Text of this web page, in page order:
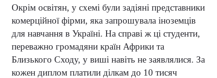
Окрім освітян, у схемі були задіяні представники
комерційної фірми, яка запрошувала іноземців
для навчання в Україні. На справі ж ці студенти,
переважно громадяни країн Африки та
Близького Сходу, у виші навіть не заявлялися. За
кожен диплом платили ділкам до 10 тисяч